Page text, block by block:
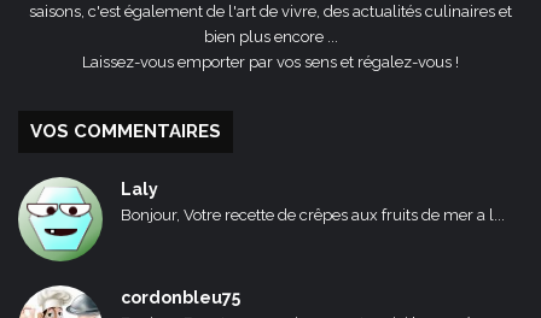
saisons, c'est également de l'art de vivre, des actualités culinaires et
bien plus encore ...
Laissez-vous emporter par vos sens et régalez-vous !
VOS COMMENTAIRES
Laly
Bonjour, Votre recette de crêpes aux fruits de mer a l...
cordonbleu75